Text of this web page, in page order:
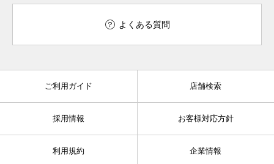
よくある質問
ご利用ガイド 店舗検索
採用情報 お客様対応方針
利用規約 企業情報